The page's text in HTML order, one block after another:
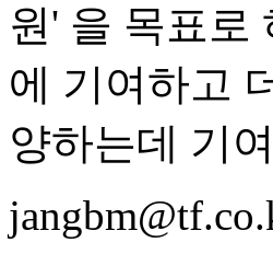
원' 을 목표로
에 기여하고
양하는데 기